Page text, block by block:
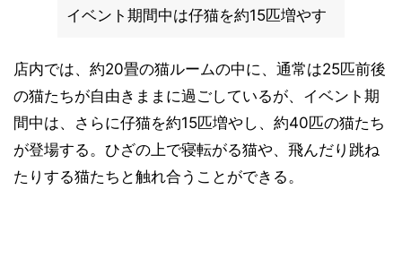
イベント期間中は仔猫を約15匹増やす
店内では、約20畳の猫ルームの中に、通常は25匹前後
の猫たちが自由きままに過ごしているが、イベント期
間中は、さらに仔猫を約15匹増やし、約40匹の猫たち
が登場する。ひざの上で寝転がる猫や、飛んだり跳ね
たりする猫たちと触れ合うことができる。